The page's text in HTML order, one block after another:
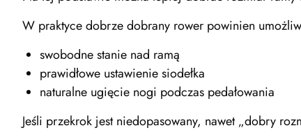
W praktyce dobrze dobrany rower powinien
swobodne stanie nad ramą
prawidłowe ustawienie siodełka
naturalne ugięcie nogi podczas pedałowania
Jeśli przekrok jest niedopasowany, nawet „dobry